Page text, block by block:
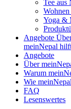
Tee aus
Yoga &
Angebote
meinNepal
Angebote
Über
Warum
Wie
FAQ
Lesenswertes